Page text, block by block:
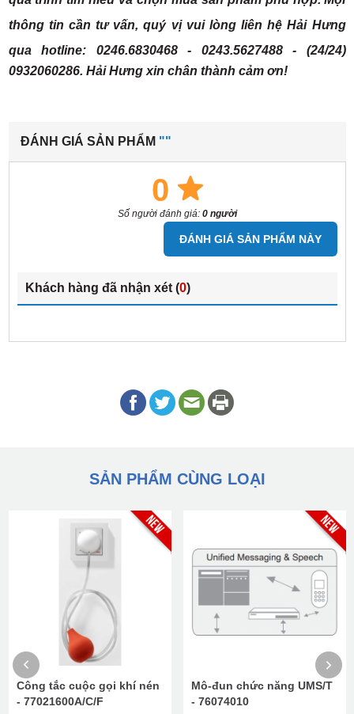
thông tin cần tư vấn, quý vị vui lòng liên hệ Hải Hưng
qua hotline: 0246.6830468 - 0243.5627488 - (24/24)
0932060286. Hải Hưng xin chân thành cảm ơn!
ĐÁNH GIÁ SẢN PHẨM ""
0
Số người đánh giá: 0 người
ĐÁNH GIÁ SẢN PHẨM NÀY
Khách hàng đã nhận xét (0)
SẢN PHẨM CÙNG LOẠI
Công tắc cuộc gọi khí nén
- 77021600A/C/F
Mô-đun chức năng UMS/T
- 76074010